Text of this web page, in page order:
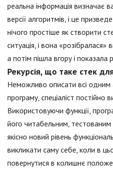
реальна інформація визначає
версії алгоритмів, і це
нічого простіше як створити
ситуація, і вона «розібралася»
а потім пішла вгору і показала
Рекурсія, що таке стек
Неможливо описати всі
програму, спеціаліст постійно
Використовуючи функції,
його читабельним, тестованим
якісно новий рівень
викликати саму себе, коли в
повернутися в колишнє